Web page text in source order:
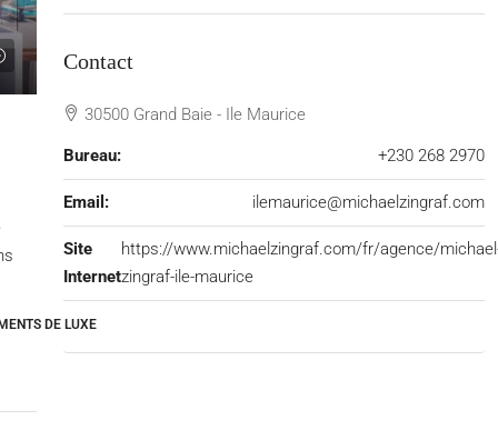
DE LUXE
Contact
30500 Grand Baie - Ile Maurice
Bureau: +230 268 2970
Email: ilemaurice@michaelzingraf.com
Site
Internet
https://www.michaelzingraf.com/fr/agence/
zingraf-ile-maurice